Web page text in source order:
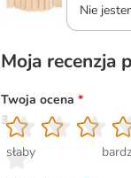
Nie
Moja recenzja
Twoja ocena *
1
słaby
2
3
4
5